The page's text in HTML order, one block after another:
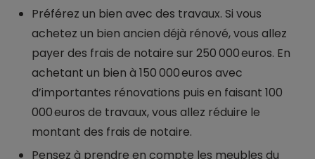
Préférez un bien avec des travaux. Si vous
achetez un bien ancien déjà rénové, vous allez
payer des frais de notaire sur 250 000 euros. En
achetant un bien à 150 000 euros avec
d’importantes rénovations puis en faisant 100
000 euros de travaux, vous allez réduire le
montant des frais de notaire.
Pensez à prendre en compte les meubles du